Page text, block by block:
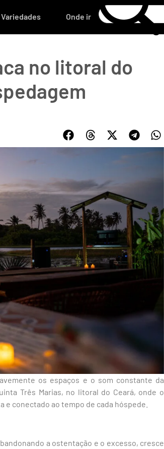
Variedades Onde ir
no litoral do
os espaços e o som constante da
Três Marias, no litoral do Ceará, onde o
conectado ao tempo de cada hóspede.
a ostentação e o excesso, cresce